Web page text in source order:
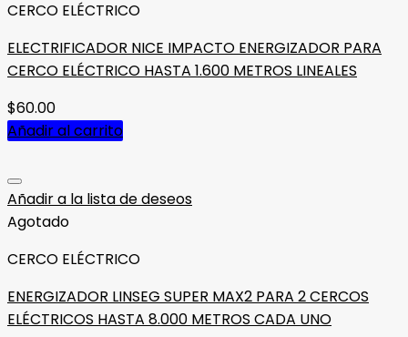
CERCO ELÉCTRICO
ELECTRIFICADOR NICE IMPACTO ENERGIZADOR PARA
CERCO ELÉCTRICO HASTA 1.600 METROS LINEALES
$60.00
Añadir al carrito
Añadir a la lista de deseos
Agotado
CERCO ELÉCTRICO
ENERGIZADOR LINSEG SUPER MAX2 PARA 2 CERCOS
ELÉCTRICOS HASTA 8.000 METROS CADA UNO